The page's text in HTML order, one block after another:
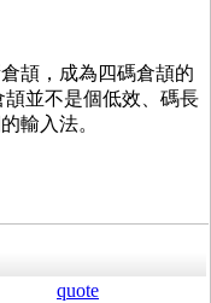
頡，成為四碼倉頡的
並不是個低效、碼長
輸入法。
quote